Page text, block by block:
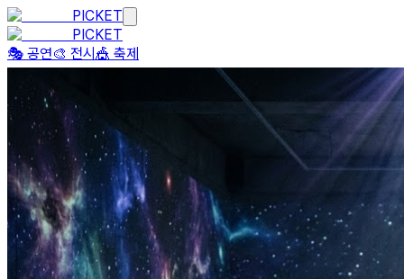
PICKET
PICKET
🎭 공연🎨 전시 🎪 축제